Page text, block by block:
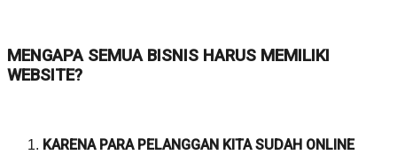
MENGAPA SEMUA BISNIS HARUS MEMILIKI
WEBSITE?
KARENA PARA PELANGGAN KITA SUDAH ONLINE